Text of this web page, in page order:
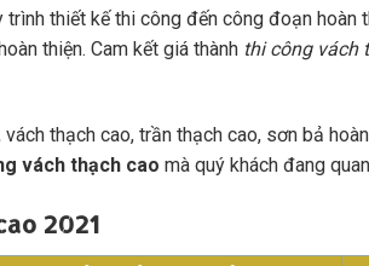
thiết kế thi công đến công đoạn hoàn
thiện. Cam kết giá thành thi công vách
thạch cao, trần thạch cao, sơn bả
vách thạch cao mà quý khách đang
2021